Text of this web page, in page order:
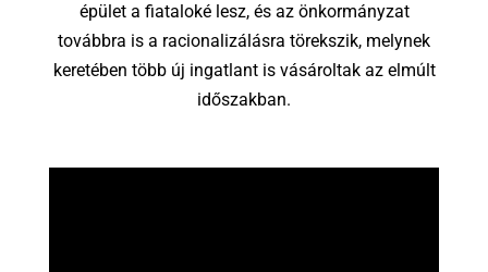
épület a fiataloké lesz, és az önkormányzat
továbbra is a racionalizálásra törekszik, melynek
keretében több új ingatlant is vásároltak az elmúlt
időszakban.